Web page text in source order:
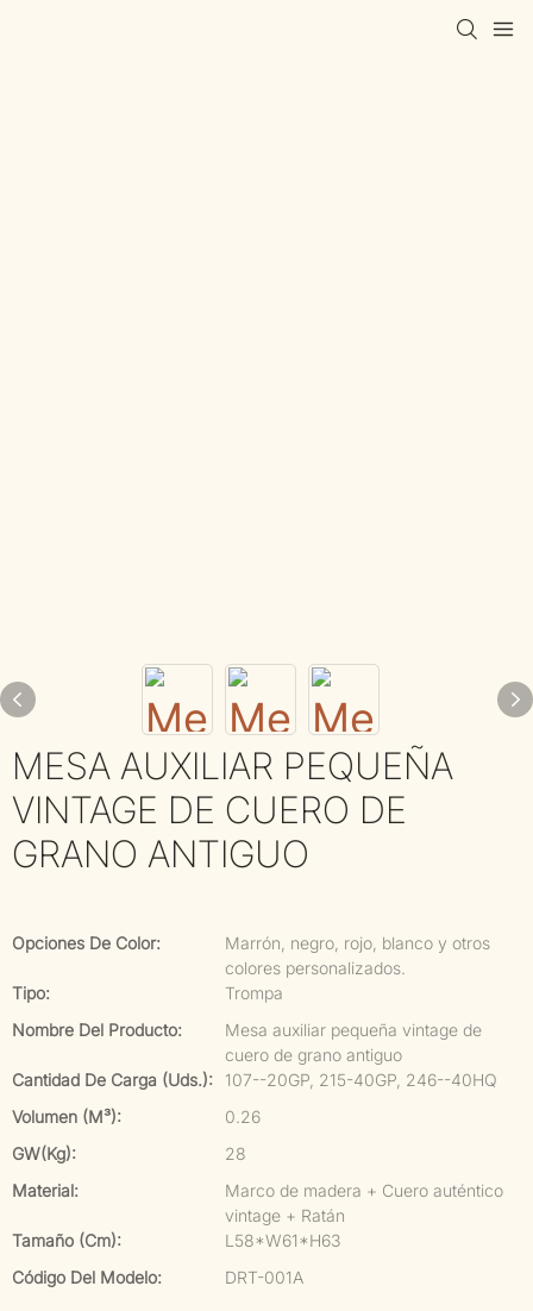
MESA AUXILIAR PEQUEÑA
VINTAGE DE CUERO DE
GRANO ANTIGUO
Opciones De Color:
Marrón, negro, rojo, blanco y otros
colores personalizados.
Tipo:
Trompa
Nombre Del Producto:
Mesa auxiliar pequeña vintage de
cuero de grano antiguo
Cantidad De Carga (uds.):
107--20GP, 215-40GP, 246--40HQ
Volumen (m³):
0.26
GW(kg):
28
Material:
Marco de madera + Cuero auténtico
vintage + Ratán
Tamaño (cm):
L58*W61*H63
Código Del Modelo:
DRT-001A